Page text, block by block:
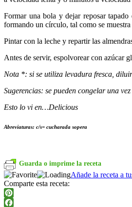
Formar una bola y dejar reposar
formando un círculo, tal como se
Pintar con la leche y repartir las
Antes de servir, espolvorear con azúcar
Nota *: si se utiliza levadura fresca,
Sugerencias: se pueden congelar una
Esto lo vi en…Delicious
Abreviaturas: c/s= cucharada sopera
Guarda o imprime la receta
Añade la receta a
Comparte esta receta:
Pinterest